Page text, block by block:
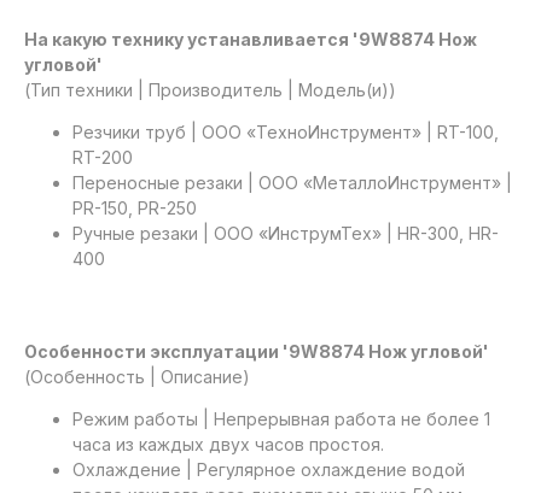
На какую технику устанавливается '9W8874 Нож
угловой'
(Тип техники | Производитель | Модель(и))
Резчики труб | ООО «ТехноИнструмент» | RT-100,
RT-200
Переносные резаки | ООО «МеталлоИнструмент» |
PR-150, PR-250
Ручные резаки | ООО «ИнструмТех» | HR-300, HR-
400
Особенности эксплуатации '9W8874 Нож угловой'
(Особенность | Описание)
Режим работы | Непрерывная работа не более 1
часа из каждых двух часов простоя.
Охлаждение | Регулярное охлаждение водой